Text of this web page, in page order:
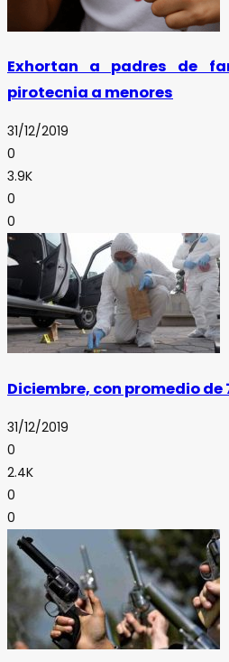
Exhortan a padres de
pirotecnia a menores
31/12/2019
0
3.9K
0
0
Diciembre, con promedio
31/12/2019
0
2.4K
0
0